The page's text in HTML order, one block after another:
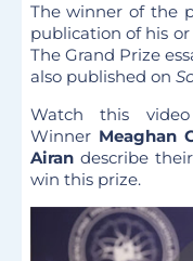
The winner of the
publication of his
The Grand Prize
also published on
Watch this
Winner Meaghan
Airandescribe
win this prize.